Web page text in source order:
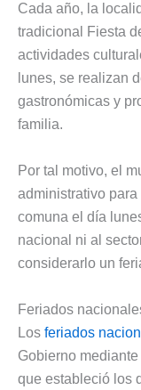
Cada año, la
tradicional Fiesta
actividades
lunes, se realizan
gastronómicas y
familia.
Por tal motivo, el
administrativo
comuna el día
nacional ni al
considerarlo un
Feriados
Los feriados
Gobierno mediante
que estableció los